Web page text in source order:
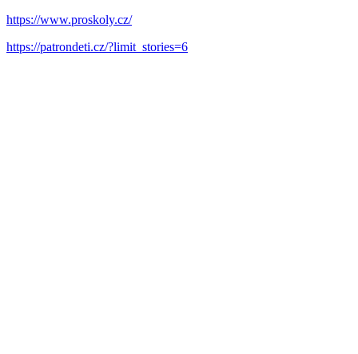
https://www.proskoly.cz/
https://patrondeti.cz/?limit_stories=6